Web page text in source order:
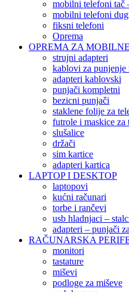
mobilni telefoni tač
mobilni telefoni
fiksni telefoni
Oprema
OPREMA ZA
strujni adapteri
kablovi za punjenje
adapteri kablovski
punjači kompletni
bezicni punjači
staklene folije za
futrole i maskice za
slušalice
držači
sim kartice
adapteri kartica
LAPTOP I DESKTOP
laptopovi
kućni računari
torbe i rančevi
usb hladnjaci –
adapteri – punjači
RAČUNARSKA
monitori
tastature
miševi
podloge za miševe